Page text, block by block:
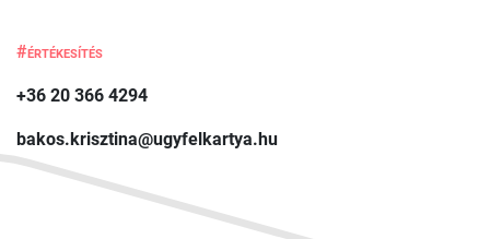
#értékesítés
+36 20 366 4294
bakos.krisztina@ugyfelkartya.hu